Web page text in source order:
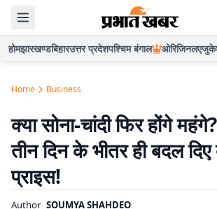
होमझारखण्डबिहारउत्तर प्रदेशपश्चिम बंगाल ओरिजिनल
Home Business
क्या सोना-चांदी फिर होंगे
तीन दिन के भीतर ही बदल दिए
प्राइस!
Author SOUMYA SHAHDEO